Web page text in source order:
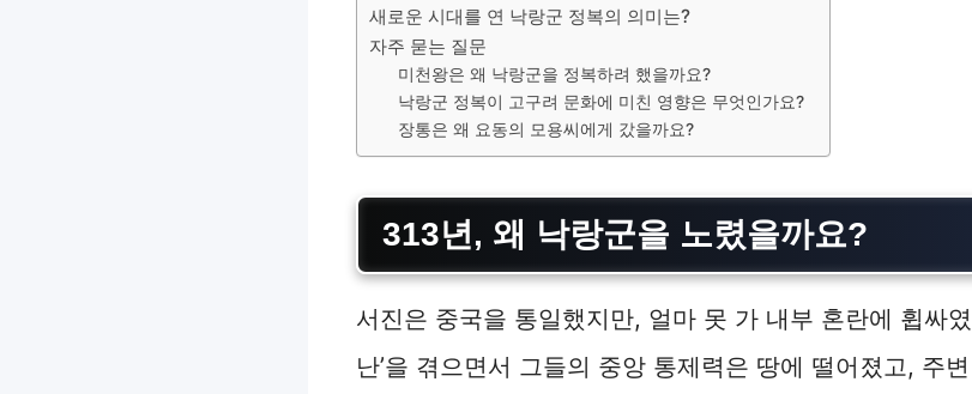
새로운 시대를 연 낙랑군 정복의 의미는?
자주 묻는 질문
미천왕은 왜 낙랑군을 정복하려 했을까요?
낙랑군 정복이 고구려 문화에 미친 영향은 무엇인가요?
장통은 왜 요동의 모용씨에게 갔을까요?
313년, 왜 낙랑군을 노렸을까요?
서진은 중국을 통일했지만, 얼마 못 가 내부 혼란에 휩싸
난’을 겪으면서 그들의 중앙 통제력은 땅에 떨어졌고, 주